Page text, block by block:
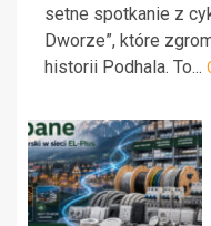
setne spotkanie z
Dworze”, które
historii Podhala. To...